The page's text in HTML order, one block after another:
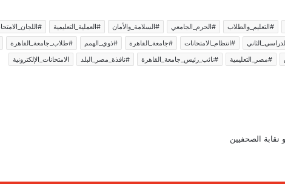
#التعليم_والطلاب #الحرم_الجامعي #السلامة_والأمان #العملية_التعليمية
#انتظام_الامتحانات #جامعة_القاهرة #ذوي_الهمم #طلاب_جامعة_القاهرة
#مصر_التعليمية #نائب_رئيس_جامعة_القاهرة #نافذة_مصر_البلد الامتحانات_الإلكترونية
الصحفيين